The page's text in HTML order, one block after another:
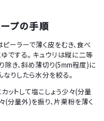
プの手順
ーラーで薄く皮をむき、食べ
でする。 キュウリは縦に二等
除き、斜め薄切り(5mm程度)に
りしたら水分を絞る。
ットして塩こしょう少々(分量
分量外)を振り、片栗粉を薄く